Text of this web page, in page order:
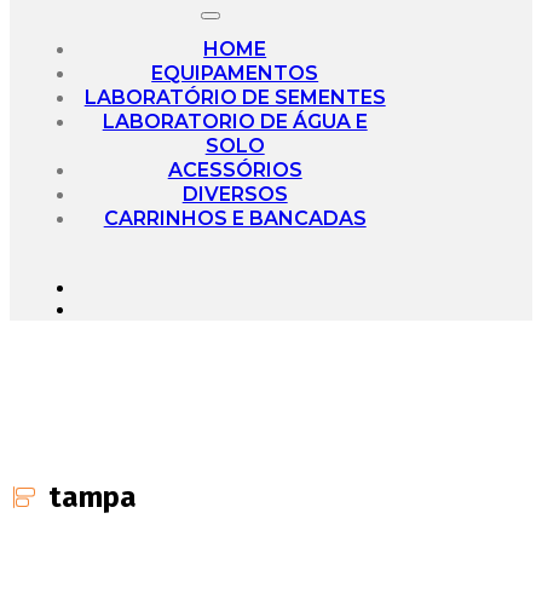
HOME
EQUIPAMENTOS
LABORATÓRIO DE SEMENTES
LABORATORIO DE ÁGUA E
SOLO
ACESSÓRIOS
DIVERSOS
CARRINHOS E BANCADAS
tampa